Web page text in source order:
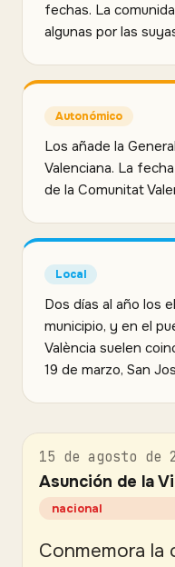
fechas. La
algunas por las
Autonómico
Los añade la
Valenciana. La
de la Comunitat
Local
Dos días al año los
municipio, y en el
València suelen
19 de marzo, San
15 de agosto de
Asunción de la
nacional
Conmemora la